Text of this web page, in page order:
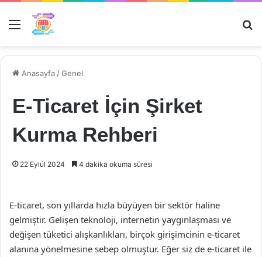
Menü
Anasayfa /Genel
E-Ticaret İçin Şirket
Kurma Rehberi
22 Eylül 2024 4 dakika okuma süresi
E-ticaret, son yıllarda hızla büyüyen bir sektör haline
gelmiştir. Gelişen teknoloji, internetin yaygınlaşması ve
değişen tüketici alışkanlıkları, birçok girişimcinin e-ticaret
alanına yönelmesine sebep olmuştur. Eğer siz de e-ticaret ile